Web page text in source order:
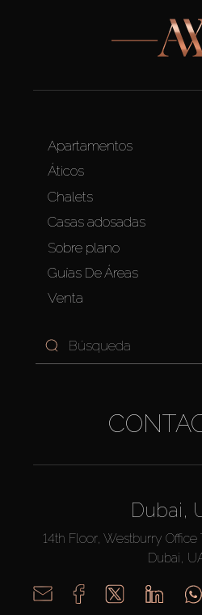
Apartamentos
Áticos
Chalets
Casas adosadas
Sobre plano
Guías De Áreas
Venta
Dubai,
14th Floor, Westburry Office
Dubai,